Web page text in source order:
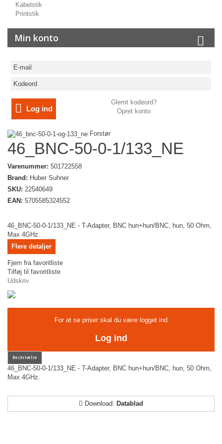
Kabelstik
Printstik
Min konto
Log ind
Glemt kodeord?
Opret konto
Forstør
46_BNC-50-0-1/133_NE
Varenummer: 501722558
Brand: Huber Suhner
SKU: 22540649
EAN: 5705585324552
46_BNC-50-0-1/133_NE - T-Adapter, BNC hun+hun/BNC, hun, 50 Ohm,
Max 4GHz.
Flere detaljer
Fjern fra favoritliste
Tilføj til favoritliste
Udskriv
For at se priser skal du være logget ind
Log ind
46_BNC-50-0-1/133_NE - T-Adapter, BNC hun+hun/BNC, hun, 50 Ohm,
Max 4GHz.
Download: Datablad